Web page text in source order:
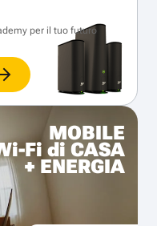
per il tuo futuro
MOBILE
Fi di CASA
+ ENERGIA